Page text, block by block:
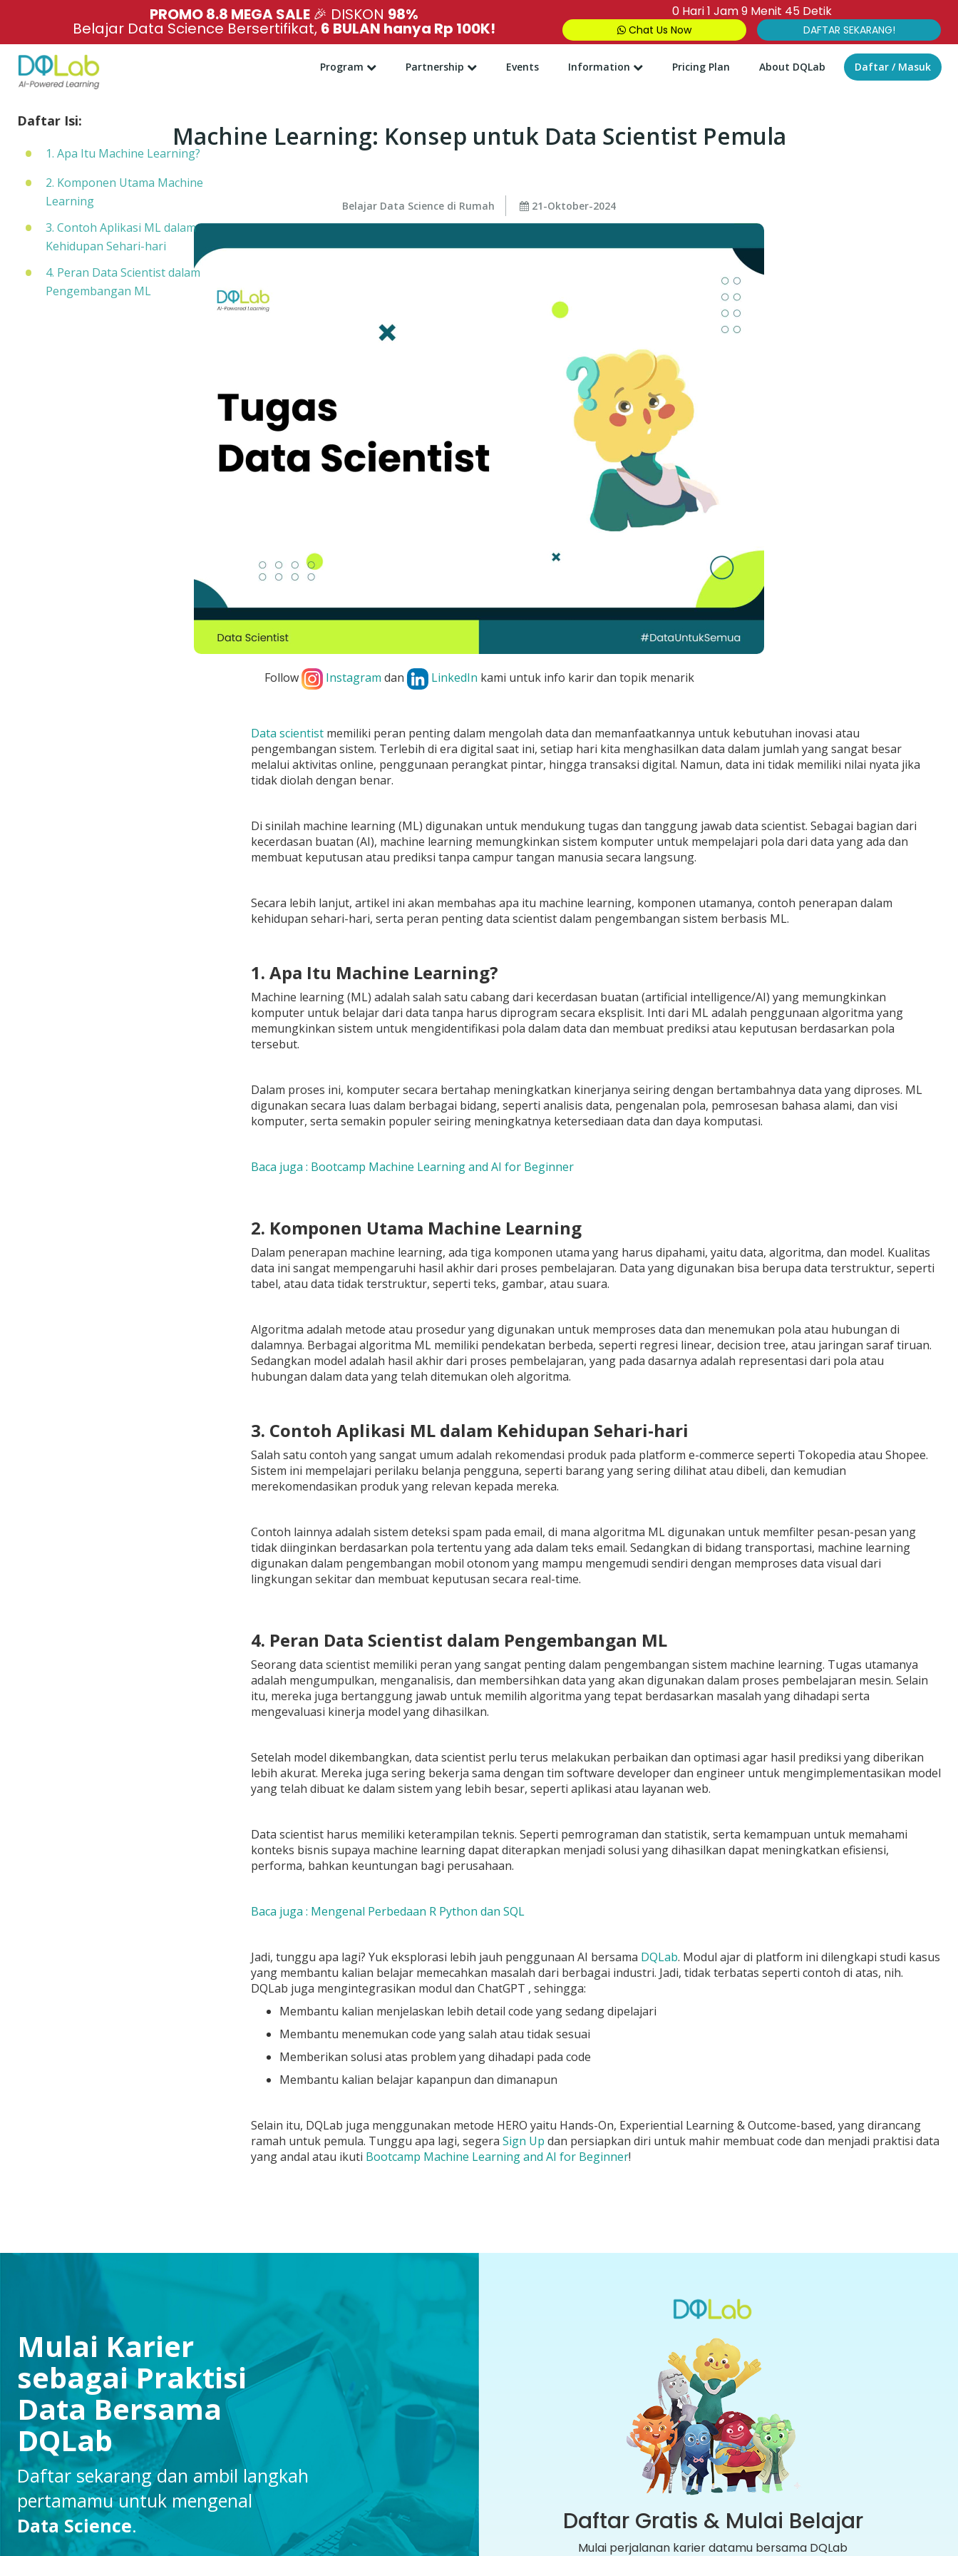
PROMO 8.8 MEGA SALE 🎉 DISKON 98%
Belajar Data Science Bersertifikat, 6 BULAN hanya Rp 100K!
0 Hari1 Jam9 Menit 43 Detik
Chat Us Now DAFTAR SEKARANG!
Program Partnership Events Information Pricing Plan About DQLab Daftar / Masuk
Machine Learning: Konsep untuk Data Scientist Pemula
Belajar Data Science di Rumah 21-Oktober-2024
Follow Instagram dan LinkedIn kami untuk info karir dan topik menarik
Daftar Isi:
1. Apa Itu Machine Learning?
2. Komponen Utama Machine
Learning
3. Contoh Aplikasi ML dalam
Kehidupan Sehari-hari
4. Peran Data Scientist dalam
Pengembangan ML
Data scientistmemiliki peran penting dalam mengolah data dan memanfaatkannya untuk kebutuhan inovasi atau
pengembangan sistem. Terlebih di era digital saat ini, setiap hari kita menghasilkan data dalam jumlah yang sangat besar
melalui aktivitas online, penggunaan perangkat pintar, hingga transaksi digital. Namun, data ini tidak memiliki nilai nyata jika
tidak diolah dengan benar.
Di sinilah machine learning (ML) digunakan untuk mendukung tugas dan tanggung jawab data scientist. Sebagai bagian dari
kecerdasan buatan (AI), machine learning memungkinkan sistem komputer untuk mempelajari pola dari data yang ada dan
membuat keputusan atau prediksi tanpa campur tangan manusia secara langsung.
Secara lebih lanjut, artikel ini akan membahas apa itu machine learning, komponen utamanya, contoh penerapan dalam
kehidupan sehari-hari, serta peran penting data scientist dalam pengembangan sistem berbasis ML.
1. Apa Itu Machine Learning?
Machine learning (ML) adalah salah satu cabang dari kecerdasan buatan (artificial intelligence/AI) yang memungkinkan
komputer untuk belajar dari data tanpa harus diprogram secara eksplisit. Inti dari ML adalah penggunaan algoritma yang
memungkinkan sistem untuk mengidentifikasi pola dalam data dan membuat prediksi atau keputusan berdasarkan pola
tersebut.
Dalam proses ini, komputer secara bertahap meningkatkan kinerjanya seiring dengan bertambahnya data yang diproses. ML
digunakan secara luas dalam berbagai bidang, seperti analisis data, pengenalan pola, pemrosesan bahasa alami, dan visi
komputer, serta semakin populer seiring meningkatnya ketersediaan data dan daya komputasi.
Baca juga : Bootcamp Machine Learning and AI for Beginner
2. Komponen Utama Machine Learning
Dalam penerapan machine learning, ada tiga komponen utama yang harus dipahami, yaitu data, algoritma, dan model. Kualitas
data ini sangat mempengaruhi hasil akhir dari proses pembelajaran. Data yang digunakan bisa berupa data terstruktur, seperti
tabel, atau data tidak terstruktur, seperti teks, gambar, atau suara.
Algoritma adalah metode atau prosedur yang digunakan untuk memproses data dan menemukan pola atau hubungan di
dalamnya. Berbagai algoritma ML memiliki pendekatan berbeda, seperti regresi linear, decision tree, atau jaringan saraf tiruan.
Sedangkan model adalah hasil akhir dari proses pembelajaran, yang pada dasarnya adalah representasi dari pola atau
hubungan dalam data yang telah ditemukan oleh algoritma.
3. Contoh Aplikasi ML dalam Kehidupan Sehari-hari
Salah satu contoh yang sangat umum adalah rekomendasi produk pada platform e-commerce seperti Tokopedia atau Shopee.
Sistem ini mempelajari perilaku belanja pengguna, seperti barang yang sering dilihat atau dibeli, dan kemudian
merekomendasikan produk yang relevan kepada mereka.
Contoh lainnya adalah sistem deteksi spam pada email, di mana algoritma ML digunakan untuk memfilter pesan-pesan yang
tidak diinginkan berdasarkan pola tertentu yang ada dalam teks email. Sedangkan di bidang transportasi, machine learning
digunakan dalam pengembangan mobil otonom yang mampu mengemudi sendiri dengan memproses data visual dari
lingkungan sekitar dan membuat keputusan secara real-time.
4. Peran Data Scientist dalam Pengembangan ML
Seorang data scientist memiliki peran yang sangat penting dalam pengembangan sistem machine learning. Tugas utamanya
adalah mengumpulkan, menganalisis, dan membersihkan data yang akan digunakan dalam proses pembelajaran mesin. Selain
itu, mereka juga bertanggung jawab untuk memilih algoritma yang tepat berdasarkan masalah yang dihadapi serta
mengevaluasi kinerja model yang dihasilkan.
Setelah model dikembangkan, data scientist perlu terus melakukan perbaikan dan optimasi agar hasil prediksi yang diberikan
lebih akurat. Mereka juga sering bekerja sama dengan tim software developer dan engineer untuk mengimplementasikan model
yang telah dibuat ke dalam sistem yang lebih besar, seperti aplikasi atau layanan web.
Data scientist harus memiliki keterampilan teknis. Seperti pemrograman dan statistik, serta kemampuan untuk memahami
konteks bisnis supaya machine learning dapat diterapkan menjadi solusi yang dihasilkan dapat meningkatkan efisiensi,
performa, bahkan keuntungan bagi perusahaan.
Baca juga : Mengenal Perbedaan R Python dan SQL
Jadi, tunggu apa lagi? Yuk eksplorasi lebih jauh penggunaan AI bersama DQLab. Modul ajar di platform ini dilengkapi studi kasus
yang membantu kalian belajar memecahkan masalah dari berbagai industri. Jadi, tidak terbatas seperti contoh di atas, nih.
DQLab juga mengintegrasikan modul dan ChatGPT , sehingga:
Membantu kalian menjelaskan lebih detail code yang sedang dipelajari
Membantu menemukan code yang salah atau tidak sesuai
Memberikan solusi atas problem yang dihadapi pada code
Membantu kalian belajar kapanpun dan dimanapun
Selain itu, DQLab juga menggunakan metode HERO yaitu Hands-On, Experiential Learning & Outcome-based, yang dirancang
ramah untuk pemula. Tunggu apa lagi, segera Sign Up dan persiapkan diri untuk mahir membuat code dan menjadi praktisi data
yang andal atau ikuti Bootcamp Machine Learning and AI for Beginner!
Mulai Karier
sebagai Praktisi
Data Bersama
DQLab
Daftar sekarang dan ambil langkah
pertamamu untuk mengenal
Data Science. Daftar Gratis & Mulai Belajar
Mulai perjalanan karier datamu bersama DQLab